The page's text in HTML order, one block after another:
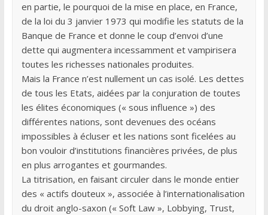
en partie, le pourquoi de la mise en place, en France,
de la loi du 3 janvier 1973 qui modifie les statuts de la
Banque de France et donne le coup d’envoi d’une
dette qui augmentera incessamment et vampirisera
toutes les richesses nationales produites.
Mais la France n’est nullement un cas isolé. Les dettes
de tous les Etats, aidées par la conjuration de toutes
les élites économiques (« sous influence ») des
différentes nations, sont devenues des océans
impossibles à écluser et les nations sont ficelées au
bon vouloir d’institutions financières privées, de plus
en plus arrogantes et gourmandes.
La titrisation, en faisant circuler dans le monde entier
des « actifs douteux », associée à l’internationalisation
du droit anglo-saxon (« Soft Law », Lobbying, Trust,